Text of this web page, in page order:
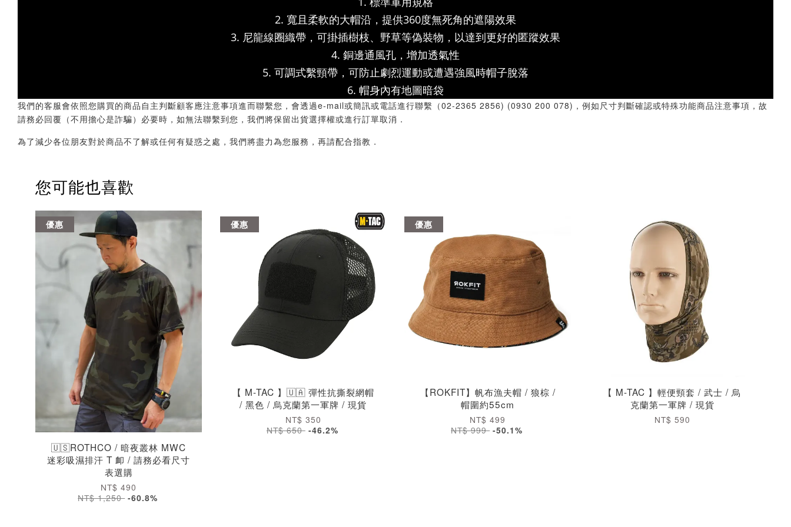
2. 寬且柔軟的大帽沿，提供360度無死角的遮陽效果
3. 尼龍線圈織帶，可掛插樹枝、野草等偽裝物，以達到更好的匿蹤效果
4. 銅邊通風孔，增加透氣性
5. 可調式繫頸帶，可防止劇烈運動或遭遇強風時帽子脫落
6. 帽身內有地圖暗袋
我們的客服會依照您購買的商品自主判斷顧客應注意事項進而聯繫您，會透過e-mail或簡訊或電話進行聯繫（02-2365 2856) (0930 200 078)，例如尺寸判斷確認或特殊功能商品注意事項，故
請務必回覆（不用擔心是詐騙）必要時，如無法聯繫到您，我們將保留出貨選擇權或進行訂單取消．
為了減少各位朋友對於商品不了解或任何有疑惑之處，我們將盡力為您服務，再請配合指教．
您可能也喜歡
優惠
🇺🇸ROTHCO / 暗夜叢林 MWC
迷彩吸濕排汗 T 卹 / 請務必看尺寸
表選購
NT$ 490
NT$ 1,250 -60.8%
優惠
【 M-TAC 】🇺🇦 彈性抗撕裂網帽
/ 黑色 / 烏克蘭第一軍牌 / 現貨
NT$ 350
NT$ 650 -46.2%
優惠
【ROKFIT】帆布漁夫帽 / 狼棕 /
帽圍約55cm
NT$ 499
NT$ 999 -50.1%
【 M-TAC 】輕便頸套 / 武士 / 烏
克蘭第一軍牌 / 現貨
NT$ 590